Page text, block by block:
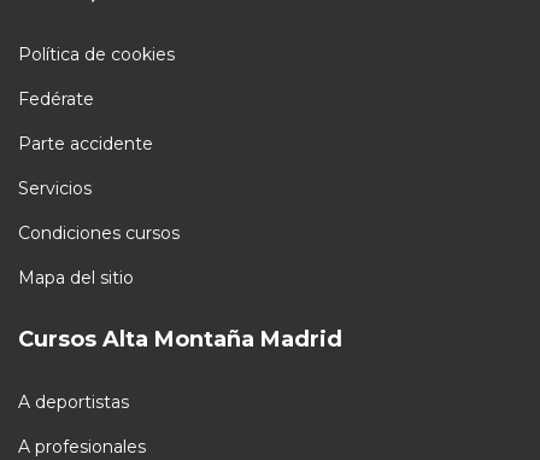
Política de cookies
Fedérate
Parte accidente
Servicios
Condiciones cursos
Mapa del sitio
Cursos Alta Montaña Madrid
A deportistas
A profesionales